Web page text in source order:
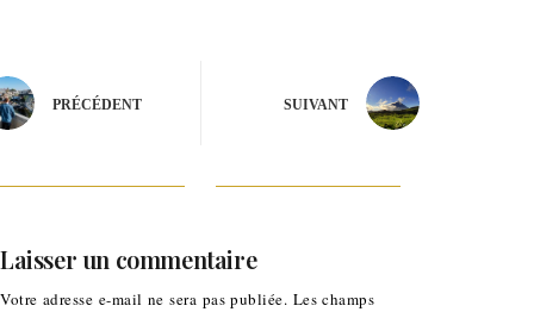
PRÉCÉDENT SUIVANT
Laisser un commentaire
Votre adresse e-mail ne sera pas publiée. Les champs